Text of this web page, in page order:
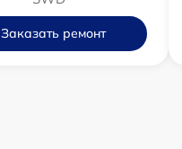
Заказать ремонт